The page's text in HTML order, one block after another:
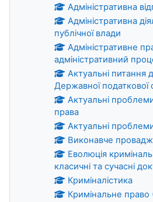
Адміністративна
Адміністративна
публічної влади
Адміністративне
адміністративний
Актуальні питання
Державної податкової
Актуальні
права
Актуальні
Виконавче
Еволюція
класичні та сучасні
Криміналістика
Кримінальне право